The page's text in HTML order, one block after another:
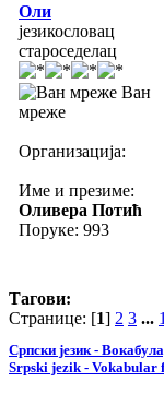
Оли
језикословац
староседелац
Ван
мреже
Организација:
Име и презиме:
Оливера Потић
Поруке: 993
Тагови:
Странице: [1] 2 3 ...
Српски језик -
Srpski jezik - Vokabular